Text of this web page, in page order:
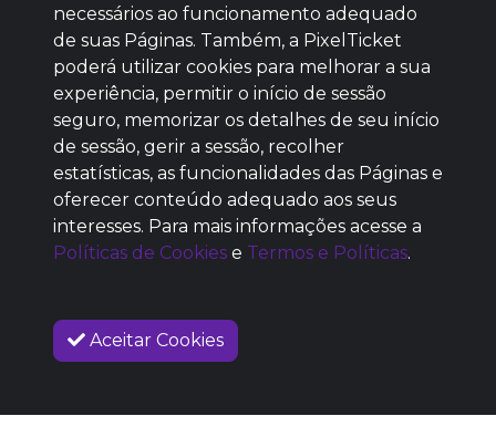
Baixe agora nosso app
SEM REPUTAÇÃO
DEFINIDA
necessários ao funcionamento adequado
de suas Páginas. Também, a PixelTicket
poderá utilizar cookies para melhorar a sua
experiência, permitir o início de sessão
seguro, memorizar os detalhes de seu início
de sessão, gerir a sessão, recolher
estatísticas, as funcionalidades das Páginas e
oferecer conteúdo adequado aos seus
interesses. Para mais informações acesse a
Políticas de Cookies e Termos e Políticas.
Aceitar Cookies